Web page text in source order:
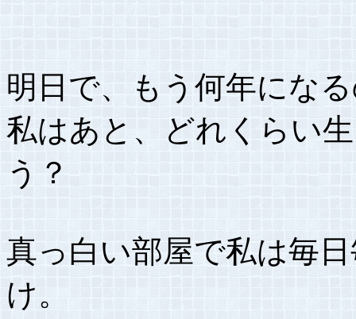
明日で、もう何年にな
私はあと、どれくらい
う？
真っ白い部屋で私は毎
け。